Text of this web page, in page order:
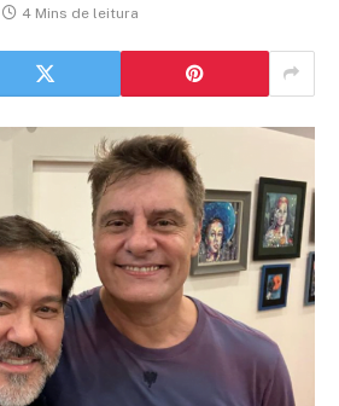
4 Mins de leitura